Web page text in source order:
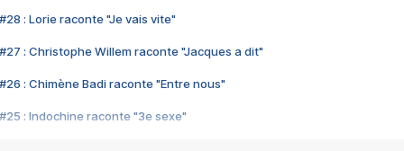
#28 : Lorie raconte "Je vais vite"
#27 : Christophe Willem raconte "Jacques a dit"
#26 : Chimène Badi raconte "Entre nous"
#25 : Indochine raconte "3e sexe"